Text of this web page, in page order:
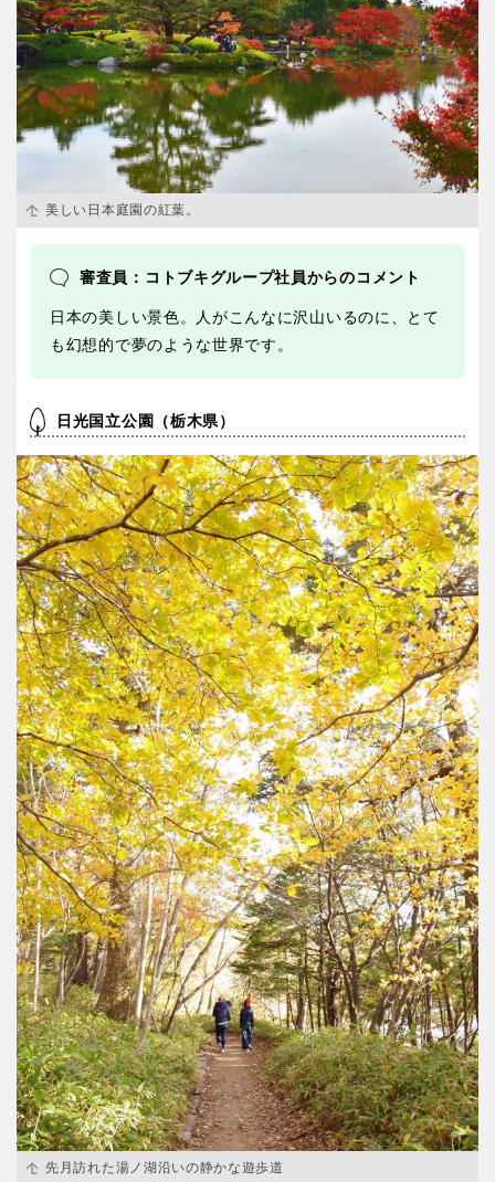
美しい日本庭園の紅葉。
審査員：コトブキグループ社員からのコメント
日本の美しい景色。人がこんなに沢山いるのに、とて
も幻想的で夢のような世界です。
日光国立公園（栃木県）
先月訪れた湯ノ湖沿いの静かな遊歩道